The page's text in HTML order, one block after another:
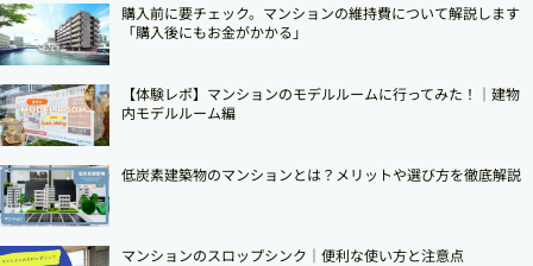
購入前に要チェック。マンションの維持費について解説します
「購入後にもお金がかかる」
【体験レポ】マンションのモデルルームに行ってみた！｜建物
内モデルルーム編
低炭素建築物のマンションとは？メリットや選び方を徹底解説
マンションのスロップシンク│便利な使い方と注意点